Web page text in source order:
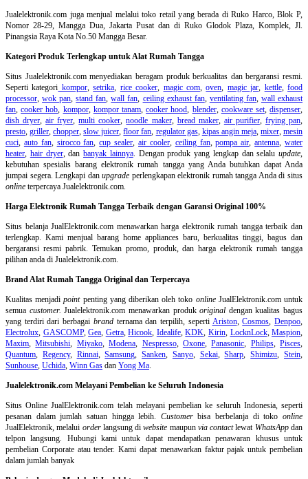
Jualelektronik.com juga menjual melalui toko retail yang berada di Ruko Harco, Blok P,
Nomor 28-29, Mangga Dua, Jakarta Pusat dan di Ruko Glodok Plaza, Komplek, Jl.
Pinangsia Raya Kota No.50 Mangga Besar.
Kategori Produk Terlengkap untuk Alat Rumah Tangga
Situs Jualelektronik.com menyediakan beragam produk berkualitas dan bergaransi resmi.
Seperti kategori kompor,setrika, rice cooker, magic com,oven, magic jar, kettle,food
processor,wok pan,stand fan,wall fan, ceiling exhaust fan, ventilating fan, wall exhaust
fan,cooker hob, kompor, kompor tanam,cooker hood, blender, cookware set,dispenser,
dish dryer,air fryer,multi cooker,noodle maker, bread maker, air purifier, frying pan,
presto,griller,chopper,slow juicer,floor fan, regulator gas, kipas angin meja, mixer,mesin
cuci, auto fan, sirocco fan,cup sealer,air cooler, ceiling fan,pompa air,antenna,water
heater, hair dryer, dan banyak lainnya. Dengan produk yang lengkap dan selalu update,
kebutuhan spesialis barang elektronik rumah tangga yang Anda butuhkan dapat Anda
jumpai segera. Lengkapi danupgrade perlengkapan elektronik rumah tangga Anda di situs
online terpercaya Jualelektronik.com.
Harga Elektronik Rumah Tangga Terbaik dengan Garansi Original 100%
Situs belanjaJualElektronik.com menawarkan harga elektronik rumah tangga terbaik dan
terlengkap. Kami menjual barang home appliances baru, berkualitas tinggi, bagus dan
bergaransi resmi pabrik. Temukan promo, produk, dan harga elektronik rumah tangga
pilihan anda di Jualelektronik.com.
Brand Alat Rumah Tangga Original dan Terpercaya
Kualitas menjadipointpenting yang diberikan oleh toko onlineJualElektronik.com untuk
semua customer. Jualelektronik.com menawarkan produkoriginal dengan kualitas bagus
yang terdiri dari berbagai brandternama dan terpilih, seperti Ariston,Cosmos,Denpoo,
Electrolux, GASCOMP,Gea, Getra,Hicook, Idealife,KDK, Kirin, LocknLock,Maspion,
Maxim,Mitsubishi, Miyako,Modena, Nespresso, Oxone,Panasonic, Philips, Pisces,
Quantum, Regency, Rinnai,Samsung,Sanken, Sanyo, Sekai,Sharp,Shimizu,Stein,
Sunhouse, Uchida, Winn Gas dan Yong Ma.
Jualelektronik.com Melayani Pembelian ke Seluruh Indonesia
Situs Online JualElektronik.com telah melayani pembelian ke seluruh Indonesia, seperti
pesanan dalam jumlah satuan hingga lebih. Customerbisa berbelanja di tokoonline
JualElektronik, melalui orderlangsung diwebsite maupun via contactlewat WhatsAppdan
telpon langsung. Hubungi kami untuk dapat mendapatkan penawaran khusus untuk
pembelian Corporate atau tender. Kami dapat menawarkan faktur pajak untuk pembelian
dalam jumlah banyak